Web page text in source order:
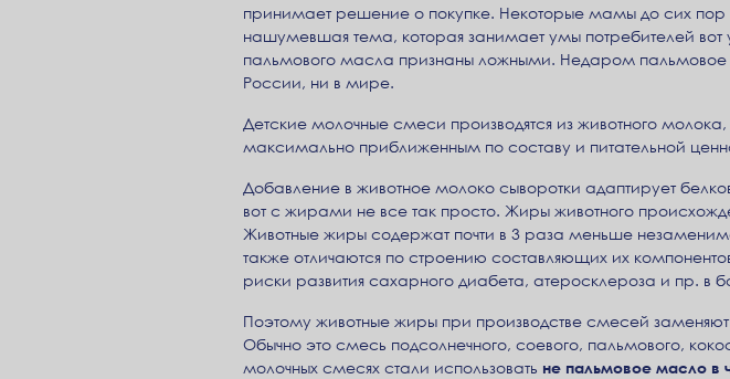
принимает решение о покупке. Некоторые мамы до сих
нашумевшая тема, которая занимает умы потребителей
пальмового масла признаны ложными. Недаром
России, ни в мире.
Детские молочные смеси производятся из животного
максимально приближенным по составу и питательной
Добавление в животное молоко сыворотки адаптирует
вот с жирами не все так просто. Жиры животного
Животные жиры содержат почти в 3 раза меньше
также отличаются по строению составляющих их
риски развития сахарного диабета, атеросклероза и пр. в
Поэтому животные жиры при производстве смесей
Обычно это смесь подсолнечного, соевого, пальмового,
молочных смесях стали использовать не пальмовое масло